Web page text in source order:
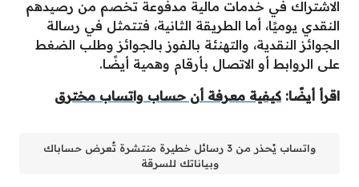
الاشتراك في خدمات مالية مدفوعة تخصم من رصيدهم
النقدي يوميًا، أما الطريقة الثانية، فتتمثل في رسالة
الجوائز النقدية، والتهنئة بالفوز بالجوائز وطلب الضغط
على الروابط أو الاتصال بأرقام وهمية أيضًا.
اقرأ أيضًا: كيفية معرفة أن حساب واتساب مخترق
واتساب يُحذر من 3 رسائل خطيرة منتشرة تُعرض حساباك
وبياناتك للسرقة